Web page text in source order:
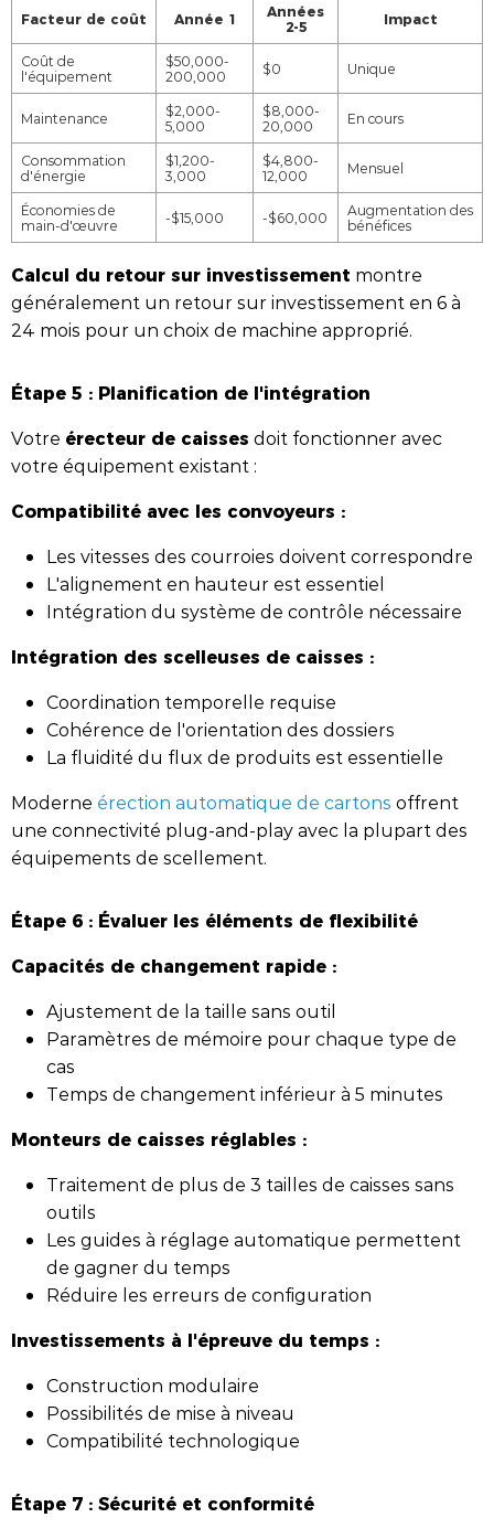
Facteur de coût Année 1 Années
2-5 Impact
Coût de
l'équipement
$50,000-
200,000
$0 Unique
Maintenance
$2,000-
5,000
$8,000-
20,000
En cours
Consommation
d'énergie
$1,200-
3,000
$4,800-
12,000
Mensuel
Économies de
main-d'œuvre
-$15,000 -$60,000
Augmentation des
bénéfices
Calcul du retour sur investissement montre
généralement un retour sur investissement en 6 à
24 mois pour un choix de machine approprié.
Étape 5 : Planification de l'intégration
Votre érecteur de caisses doit fonctionner avec
votre équipement existant :
Compatibilité avec les convoyeurs :
Les vitesses des courroies doivent correspondre
L'alignement en hauteur est essentiel
Intégration du système de contrôle nécessaire
Intégration des scelleuses de caisses :
Coordination temporelle requise
Cohérence de l'orientation des dossiers
La fluidité du flux de produits est essentielle
Moderne érection automatique de cartons offrent
une connectivité plug-and-play avec la plupart des
équipements de scellement.
Étape 6 : Évaluer les éléments de flexibilité
Capacités de changement rapide :
Ajustement de la taille sans outil
Paramètres de mémoire pour chaque type de
cas
Temps de changement inférieur à 5 minutes
Monteurs de caisses réglables :
Traitement de plus de 3 tailles de caisses sans
outils
Les guides à réglage automatique permettent
de gagner du temps
Réduire les erreurs de configuration
Investissements à l'épreuve du temps :
Construction modulaire
Possibilités de mise à niveau
Compatibilité technologique
Étape 7 : Sécurité et conformité